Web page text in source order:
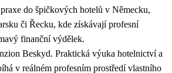
do špičkových hotelů v Německu,
či Řecku, kde získávají profesní
finanční výdělek.
Beskyd. Praktická výuka hotelnictví a
v reálném profesním prostředí vlastního